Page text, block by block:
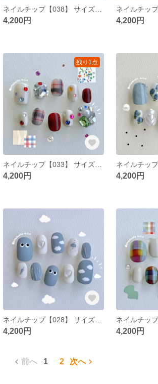
ネイルチップ【038】 サイズオーダー 韓国 ポップ ニュアンス ぷっくり クロスパーツ くすみグリーン ドット レース柄
4,200円 4,200円
残り1点
ネイルチップ【033】 サイズオーダー 韓国 ポップ ニュアンス キラキラ 宝石 赤 ベージュ パール インク チェック
4,200円 4,200円
ネイルチップ【028】 サイズオーダー 韓国 ポップ ニュアンス マットネイル 雨 梅雨 傘 くすみブルー 目玉 ぷっくり ハート
4,200円 4,200円
前へ 1 2 次へ